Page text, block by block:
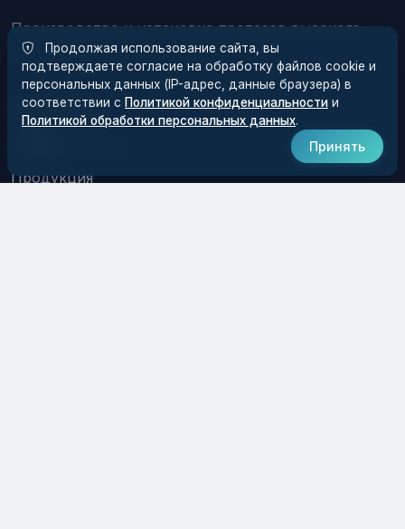
Производство и установка протезов высокого
качества
НАВИГАЦИЯ
Продукция
Продолжая использование сайта, вы
подтверждаете согласие на обработку файлов cookie и
персональных данных (IP-адрес, данные браузера) в
соответствии с Политикой конфиденциальности и
Политикой обработки персональных данных.
Принять